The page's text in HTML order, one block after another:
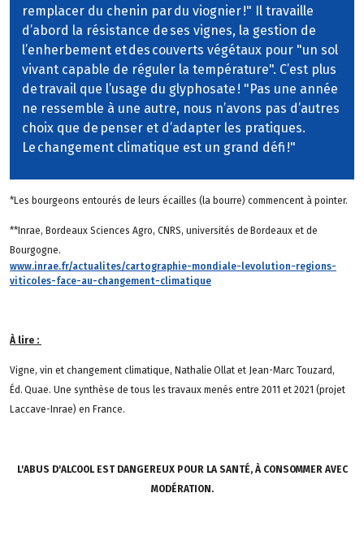
remplacer du chenin par du viognier !" Il travaille
d’abord la résistance de ses vignes, la gestion de
l’enherbement et des couverts végétaux pour "un sol
vivant capable de réguler la température". C’est plus
de travail que l’usage du glyphosate ! "Pas une année
ne ressemble à une autre, nous n’avons pas d’autres
choix que de penser et d’adapter les pratiques.
Le changement climatique est un grand défi !"
*Les bourgeons entourés de leurs écailles (la bourre) commencent à pointer.
**Inrae, Bordeaux Sciences Agro, CNRS, universités de Bordeaux et de
Bourgogne.
www.inrae.fr/actualites/cartographie-mondiale-levolution-regions-
viticoles-face-au-changement-climatique
À lire :
Vigne, vin et changement climatique, Nathalie Ollat et Jean-Marc Touzard,
Éd. Quae. Une synthèse de tous les travaux menés entre 2011 et 2021 (projet
Laccave-Inrae) en France.
L'ABUS D'ALCOOL EST DANGEREUX POUR LA SANTÉ, À CONSOMMER AVEC
MODÉRATION.